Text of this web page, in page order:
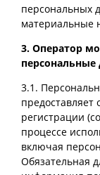
персональных
материальные
3. Оператор
персональные
3.1.
предоставляет
регистрации
процессе
включая
Обязательная